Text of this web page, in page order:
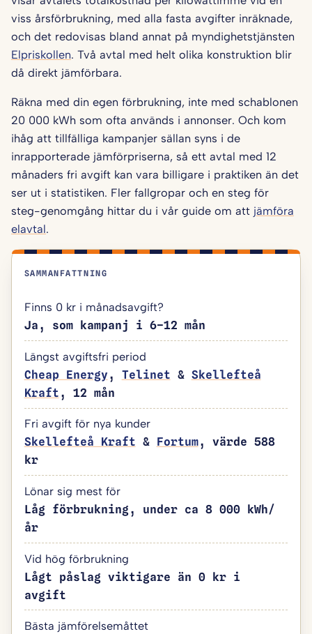
viss årsförbrukning, med alla fasta avgifter inräknade,
och det redovisas bland annat på myndighetstjänsten
Elpriskollen. Två avtal med helt olika konstruktion blir
då direkt jämförbara.
Räkna med din egen förbrukning, inte med schablonen
20 000 kWh som ofta används i annonser. Och kom
ihåg att tillfälliga kampanjer sällan syns i de
inrapporterade jämförpriserna, så ett avtal med 12
månaders fri avgift kan vara billigare i praktiken än det
ser ut i statistiken. Fler fallgropar och en steg för
steg-genomgång hittar du i vår guide om att jämföra
elavtal.
SAMMANFATTNING
Finns 0 kr i månadsavgift?
Ja, som kampanj i 6–12 mån
Längst avgiftsfri period
Cheap Energy , Telinet & Skellefteå
Kraft , 12 mån
Fri avgift för nya kunder
Skellefteå Kraft & Fortum, värde 588
kr
Lönar sig mest för
Låg förbrukning, under ca 8 000 kWh/
år
Vid hög förbrukning
Lågt påslag viktigare än 0 kr i
avgift
Bästa jämförelsemåttet